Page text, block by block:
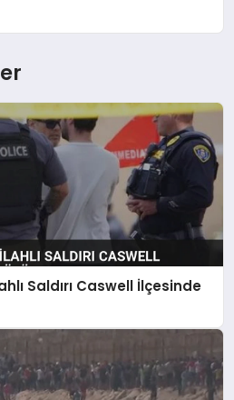
Saldırı Caswell İlçesinde